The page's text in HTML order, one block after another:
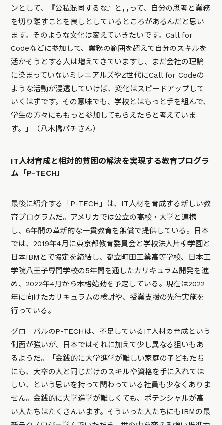
ンとして、『公私混同するな』と言って、自分の思考と業務
を切り離すことを良しとしているところがあるんだと思い
ます。そのような文化は変えていきたいです。Call for
Codeなどに参加して、業務の範囲を超えて自分のスキルを
活かそうとする人は増えてきていますし、まだ会社の理論
に染まっていないミレニアルズやZ世代にCall for Codeの
ような活動が浸透していけば、変化はスピードアップして
いくはずです。その意味でも、学校とはもっと手を組んで、
学生の方々にももっと参加してもらえたらと考えていま
す。」（八木橋パチさん）
IT人材育成と相対的貧困の解決を実現する教育プログラ
ム「P-TECH」
最後に紹介する「P-TECH」は、IT人材を育成する新しい教
育プログラムだ。アメリカでは公立の高校・大学と連携
し、6年間の革新的な一貫教育を無償で提供している。日本
では、2019年4月に東京都教育委員会と学校法人片柳学園と
日本IBMとで協定を締結し、都立町田工業高等学校、日本工
学院八王子専門学校の5年間を通したカリキュラム開発を進
め、2022年4月から本格始動を予定している。現在は2022
年に向けたカリキュラムの検討や、授業支援の先行実施を
行っている。
グローバルのP-TECHは、不足しているIT人材の育成という
側面が強いが、日本ではそれに加えて少し異なる狙いもあ
るようだ。「金銭的に大学進学が難しい家庭の子どもたち
にも、大卒の人と同じだけのスキルや資格を手に入れてほ
しい、という思いを持って関わっている社員も少なくありま
せん。金銭的に大学進学が難しくても、ポテンシャルが高
い人たちはたくさんいます。そういった人たちにもIBMの最